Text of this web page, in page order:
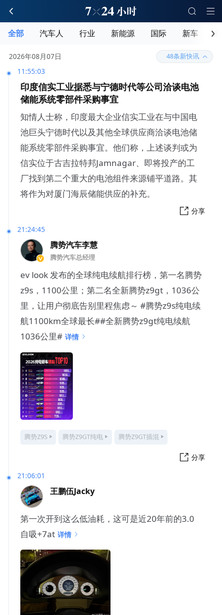
全部 汽车人 行业 新能源 国际 新车
释放刷新
2026年08月07日 48条新快讯
11:55:03
印度信实工业据悉与宁德时代等公司洽谈电池
储能系统零部件采购事宜
知情人士称，印度最大企业信实工业在与中国电
池巨头宁德时代以及其他全球供应商洽谈电池储
能系统零部件采购事宜。他们称，上述谈判或为
信实位于古吉拉特邦Jamnagar、即将投产的工
厂找到第二个重大的电池组件来源铺平道路。其
将作为对厦门海辰储能供应的补充。
分享
21:24:45
腾势汽车李慧
腾势汽车总经理
ev look 发布的全球纯电续航排行榜，第一名腾势
z9s，1100公里；第二名全新腾势z9gt，1036公
里，让用户彻底告别里程焦虑～ #腾势z9s纯电续
航1100km全球最长##全新腾势z9gt纯电续航
1036公里# 详情
腾势Z9S 腾势Z9GT纯电 腾势Z9GT插混
分享
21:06:01
王鹏伍Jacky
第一次开到这么低油耗，这可是近20年前的3.0
自吸+7at 详情